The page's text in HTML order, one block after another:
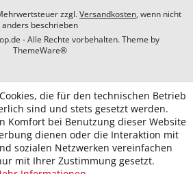
zzgl.Versandkosten, wenn nicht
anders beschrieben
- Alle Rechte vorbehalten. Theme by
ThemeWare®
die für den technischen Betrieb
sind und stets gesetzt werden.
Komfort bei Benutzung dieser Website
dienen oder die Interaktion mit
sozialen Netzwerken vereinfachen
mit Ihrer Zustimmung gesetzt.